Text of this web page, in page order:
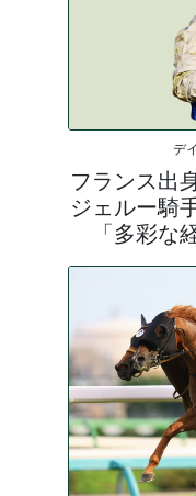
デ
フランス出
ジェルー騎
「多彩な